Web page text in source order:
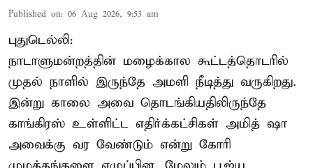
Published on: 06 Aug 2026, 9:53 am
புதுடெல்லி:
நாடாளுமன்றத்தின் மழைக்கால கூட்டத்தொடரில்
முதல் நாளில் இருந்தே அமளி நீடித்து வருகிறது.
இன்று காலை அவை தொடங்கியதிலிருந்தே
காங்கிரஸ் உள்ளிட்ட எதிர்க்கட்சிகள் அமித் ஷா
அவைக்கு வர வேண்டும் என்று கோரி